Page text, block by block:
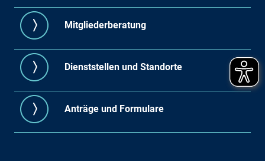
Mitgliederberatung
Dienststellen und Standorte
Anträge und Formulare